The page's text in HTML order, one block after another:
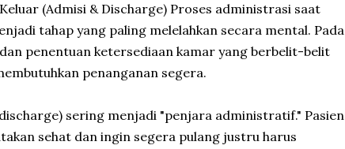
(Admisi & Discharge) Proses administrasi saat
tahap yang paling melelahkan secara mental. Pada
penentuan ketersediaan kamar yang berbelit-belit
penanganan segera.
sering menjadi "penjara administratif." Pasien
sehat dan ingin segera pulang justru harus